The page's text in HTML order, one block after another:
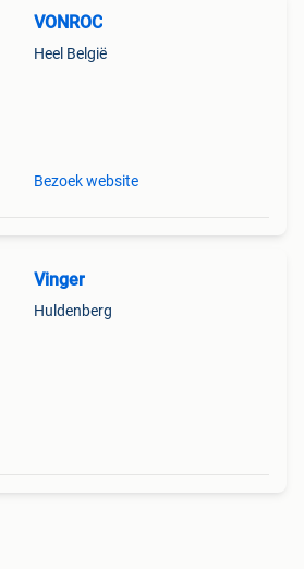
VONROC
Heel België
Bezoek website
Vinger
Huldenberg